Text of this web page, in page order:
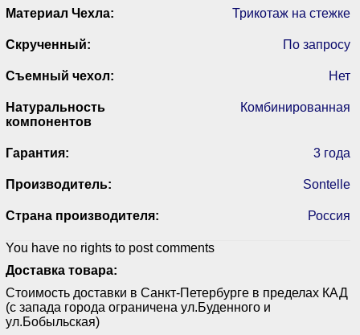
Материал Чехла: Трикотаж на стежке
Скрученный: По запросу
Съемный чехол: Нет
Натуральность
компонентов
Комбинированная
Гарантия: 3 года
Производитель: Sontelle
Страна производителя: Россия
You have no rights to post comments
Доставка товара:
Стоимость доставки в Санкт-Петербурге в пределах КАД
(с запада города ограничена ул.Буденного и
ул.Бобыльская)